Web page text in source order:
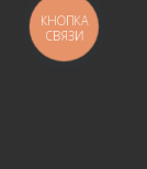
КНОПКА
СВЯЗИ